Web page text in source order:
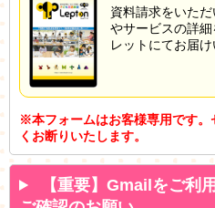
資料請求をいた
やサービスの詳
レットにてお届け
※本フォームはお客様専用です。
くお断りいたします。
【重要】Gmailをご利